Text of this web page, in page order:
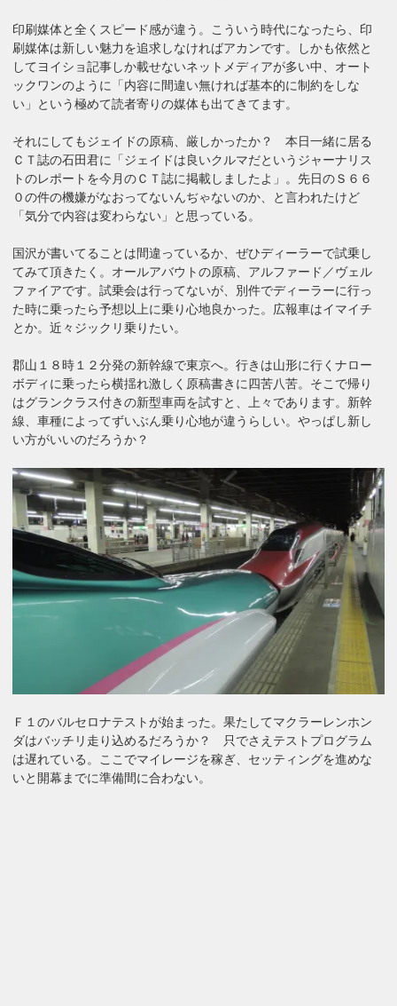
印刷媒体と全くスピード感が違う。こういう時代になったら、印
刷媒体は新しい魅力を追求しなければアカンです。しかも依然と
してヨイショ記事しか載せないネットメディアが多い中、オート
ックワンのように「内容に間違い無ければ基本的に制約をしな
い」という極めて読者寄りの媒体も出てきてます。
それにしてもジェイドの原稿、厳しかったか？ 本日一緒に居る
ＣＴ誌の石田君に「ジェイドは良いクルマだというジャーナリス
トのレポートを今月のＣＴ誌に掲載しましたよ」。先日のＳ６６
０の件の機嫌がなおってないんぢゃないのか、と言われたけど
「気分で内容は変わらない」と思っている。
国沢が書いてることは間違っているか、ぜひディーラーで試乗し
てみて頂きたく。オールアバウトの原稿、アルファード／ヴェル
ファイアです。試乗会は行ってないが、別件でディーラーに行っ
た時に乗ったら予想以上に乗り心地良かった。広報車はイマイチ
とか。近々ジックリ乗りたい。
郡山１８時１２分発の新幹線で東京へ。行きは山形に行くナロー
ボディに乗ったら横揺れ激しく原稿書きに四苦八苦。そこで帰り
はグランクラス付きの新型車両を試すと、上々であります。新幹
線、車種によってずいぶん乗り心地が違うらしい。やっぱし新し
い方がいいのだろうか？
Ｆ１のバルセロナテストが始まった。果たしてマクラーレンホン
ダはバッチリ走り込めるだろうか？ 只でさえテストプログラム
は遅れている。ここでマイレージを稼ぎ、セッティングを進めな
いと開幕までに準備間に合わない。